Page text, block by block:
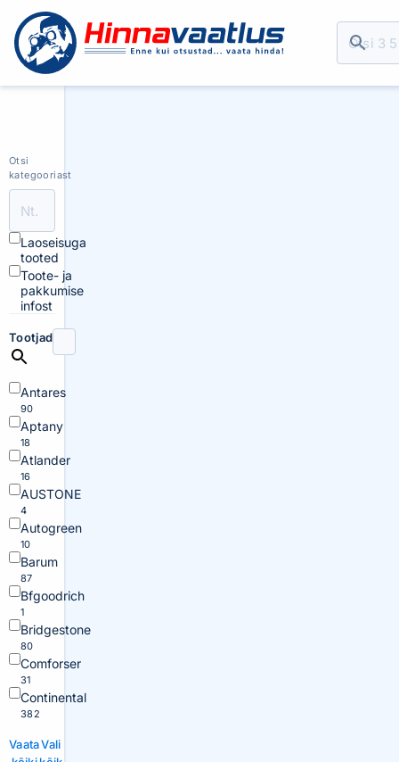
Otsi
kategooriast
Laoseisuga
tooted
Toote- ja
pakkumise
infost
Tootjad
Antares
90
Aptany
18
Atlander
16
AUSTONE
4
Autogreen
10
Barum
87
Bfgoodrich
1
Bridgestone
80
Comforser
31
Continental
382
VaataVali